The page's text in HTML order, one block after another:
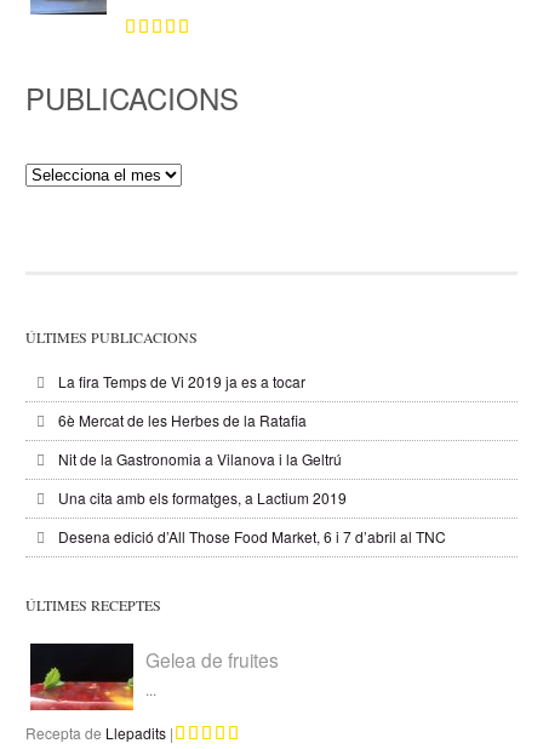
PUBLICACIONS
Publicacions
ÚLTIMES PUBLICACIONS
La fira Temps de Vi 2019 ja es a tocar
6è Mercat de les Herbes de la Ratafia
Nit de la Gastronomia a Vilanova i la Geltrú
Una cita amb els formatges, a Lactium 2019
Desena edició d’All Those Food Market, 6 i 7 d’abril al TNC
ÚLTIMES RECEPTES
Gelea de fruites
...
Recepta de Llepadits |